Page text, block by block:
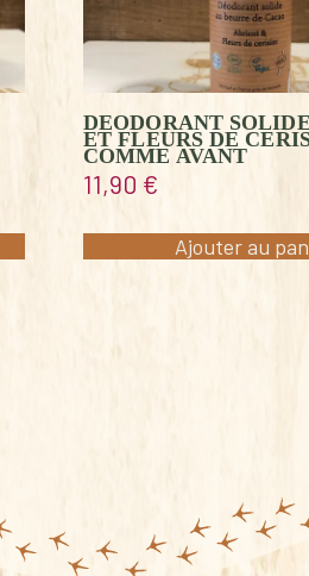
DEODORANT
ET FLEURS DE
COMME AVANT
11,90 €
Ajouter au